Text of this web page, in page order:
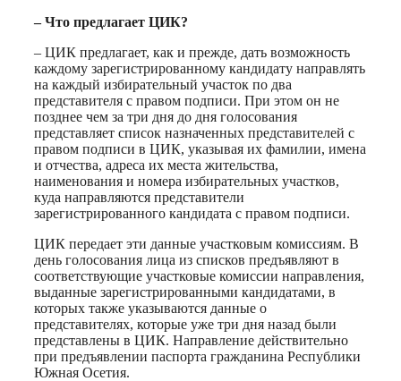
– Что предлагает ЦИК?
– ЦИК предлагает, как и прежде, дать возможность
каждому зарегистрированному кандидату направлять
на каждый избирательный участок по два
представителя с правом подписи. При этом он не
позднее чем за три дня до дня голосования
представляет список назначенных представителей с
правом подписи в ЦИК, указывая их фамилии, имена
и отчества, адреса их места жительства,
наименования и номера избирательных участков,
куда направляются представители
зарегистрированного кандидата с правом подписи.
ЦИК передает эти данные участковым комиссиям. В
день голосования лица из списков предъявляют в
соответствующие участковые комиссии направления,
выданные зарегистрированными кандидатами, в
которых также указываются данные о
представителях, которые уже три дня назад были
представлены в ЦИК. Направление действительно
при предъявлении паспорта гражданина Республики
Южная Осетия.